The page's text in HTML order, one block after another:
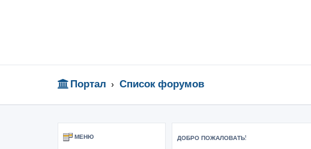
Портал Список форумов
ДОБРО ПОЖАЛОВАТЬ!
МЕНЮ